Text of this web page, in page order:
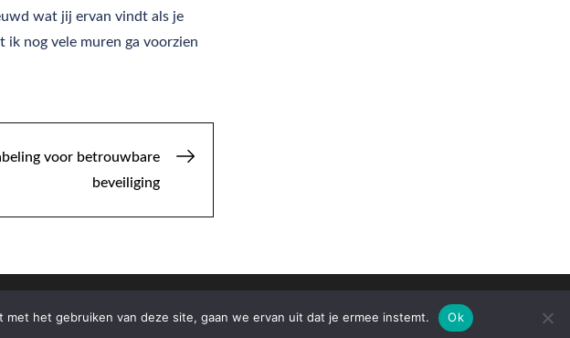
wat jij ervan vindt als je
ik nog vele muren ga voorzien
voor betrouwbare
beveiliging
Magazine Lite ByMoral Themes.
het gebruiken van deze site, gaan we ervan uit dat je ermee instemt. Ok